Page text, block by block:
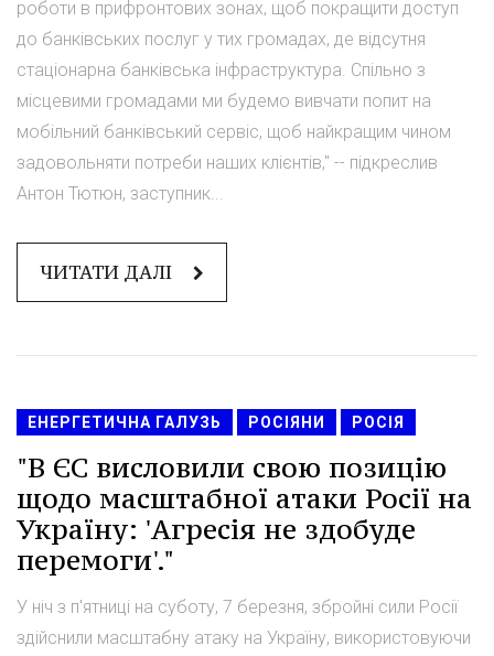
роботи в прифронтових зонах, щоб покращити доступ
до банківських послуг у тих громадах, де відсутня
стаціонарна банківська інфраструктура. Спільно з
місцевими громадами ми будемо вивчати попит на
мобільний банківський сервіс, щоб найкращим чином
задовольняти потреби наших клієнтів," -- підкреслив
Антон Тютюн, заступник...
ЧИТАТИ ДАЛІ
ЕНЕРГЕТИЧНА ГАЛУЗЬ РОСІЯНИ РОСІЯ
"В ЄС висловили свою позицію
щодо масштабної атаки Росії на
Україну: 'Агресія не здобуде
перемоги'."
У ніч з п'ятниці на суботу, 7 березня, збройні сили Росії
здійснили масштабну атаку на Україну, використовуючи